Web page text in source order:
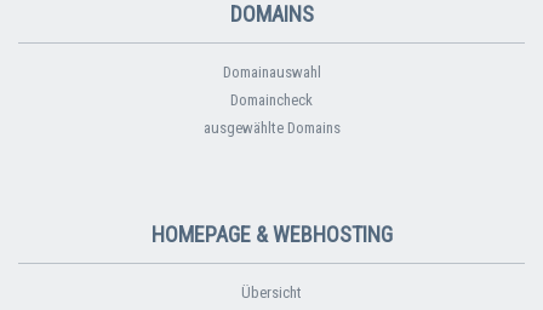
DOMAINS
Domainauswahl
Domaincheck
ausgewählte Domains
HOMEPAGE & WEBHOSTING
Übersicht